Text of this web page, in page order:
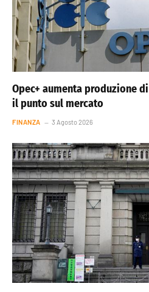
Opec+ aumenta produzione
il punto sul mercato
FINANZA 3 Agosto 2026